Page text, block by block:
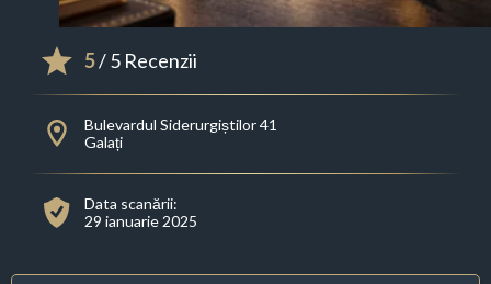
5/ 5 Recenzii
Bulevardul Siderurgiștilor 41
Galați
Data scanării:
29 ianuarie 2025